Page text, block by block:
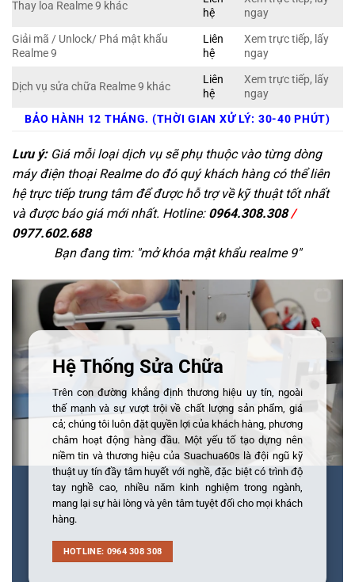
Thay loa Realme 9 khác
hệ
ngay
Giải mã / Unlock/ Phá mật khẩu
Realme 9
Liên
hệ
Xem trực tiếp, lấy
ngay
Dịch vụ sửa chữa Realme 9 khác
Liên
hệ
Xem trực tiếp, lấy
ngay
BẢO HÀNH 12 THÁNG. (THỜI GIAN XỬ LÝ: 30-40 PHÚT)
Lưu ý:Giá mỗi loại dịch vụ sẽ phụ thuộc vào từng dòng
máy điện thoại Realme do đó quý khách hàng có thể liên
hệ trực tiếp trung tâm để được hỗ trợ về kỹ thuật tốt nhất
và được báo giá mới nhất. Hotline: 0964.308.308/
0977.602.688
Bạn đang tìm: "mở khóa mật khẩu realme 9"
Hệ Thống Sửa Chữa
Trên con đường khẳng định thương hiệu uy tín, ngoài
thế mạnh và sự vượt trội về chất lượng sản phẩm, giá
cả; chúng tôi luôn đặt quyền lợi của khách hàng, phương
châm hoạt động hàng đầu. Một yếu tố tạo dựng nên
niềm tin và thương hiệu của Suachua60s là đội ngũ kỹ
thuật uy tín đầy tâm huyết với nghề, đặc biệt có trình độ
tay nghề cao, nhiều năm kinh nghiệm trong ngành,
mang lại sự hài lòng và yên tâm tuyệt đối cho mọi khách
hàng.
HOTLINE: 0964 308 308